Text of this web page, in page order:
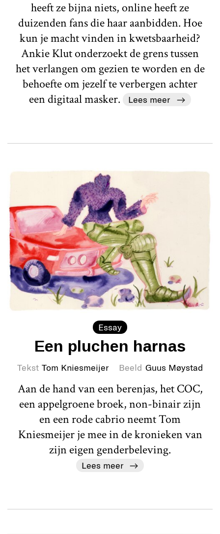
heeft ze bijna niets, online heeft ze
duizenden fans die haar aanbidden. Hoe
kun je macht vinden in kwetsbaarheid?
Ankie Klut onderzoekt de grens tussen
het verlangen om gezien te worden en de
behoefte om jezelf te verbergen achter
een digitaal masker.
Lees meer
Essay
Een pluchen harnas
Tekst Tom Kniesmeijer Beeld Guus Møystad
Aan de hand van een berenjas, het COC,
een appelgroene broek, non-binair zijn
en een rode cabrio neemt Tom
Kniesmeijer je mee in de kronieken van
zijn eigen genderbeleving.
Lees meer